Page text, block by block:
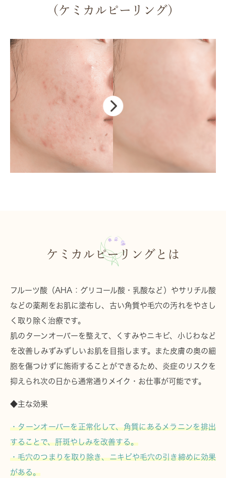
（ケミカルピーリング）
ケミカルピーリングとは
フルーツ酸（AHA：グリコール酸・乳酸など）やサリチル酸
などの薬剤をお肌に塗布し、古い角質や毛穴の汚れをやさし
く取り除く治療です。
肌のターンオーバーを整えて、くすみやニキビ、小じわなど
を改善しみずみずしいお肌を目指します。また皮膚の奥の細
胞を傷つけずに施術することができるため、炎症のリスクを
抑えられ次の日から通常通りメイク・お仕事が可能です。
◆主な効果
・ターンオーバーを正常化して、角質にあるメラニンを排出
することで、肝斑やしみを改善する。
・毛穴のつまりを取り除き、ニキビや毛穴の引き締めに効果
がある。